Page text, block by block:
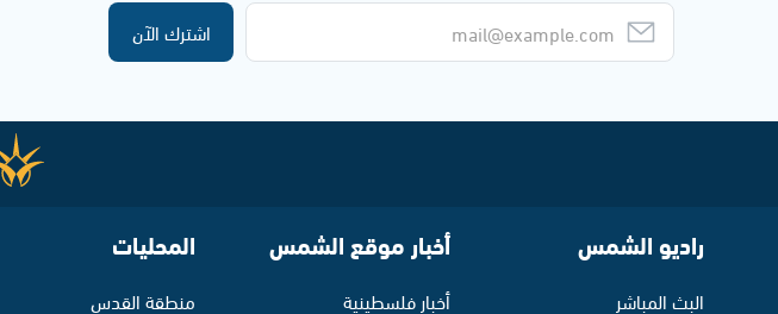
اشترك الآن
راديو الشمس
البث المباشر
أخبار موقع الشمس
أخبار فلسطينية
المحليات
منطقة القدس